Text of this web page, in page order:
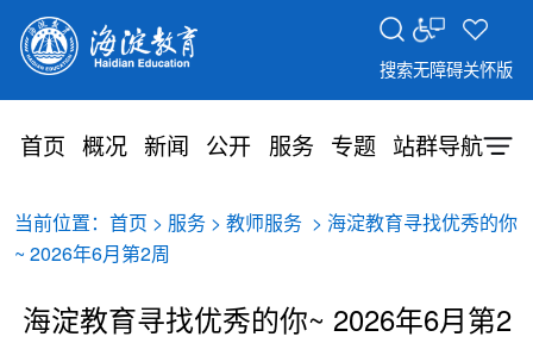
搜索无障碍关怀版
首页 概况 新闻 公开 服务 专题 站群导航
当前位置： 首页 > 服务> 教师服务> 海淀教育寻找优秀的你
~ 2026年6月第2周
海淀教育寻找优秀的你~ 2026年6月第2